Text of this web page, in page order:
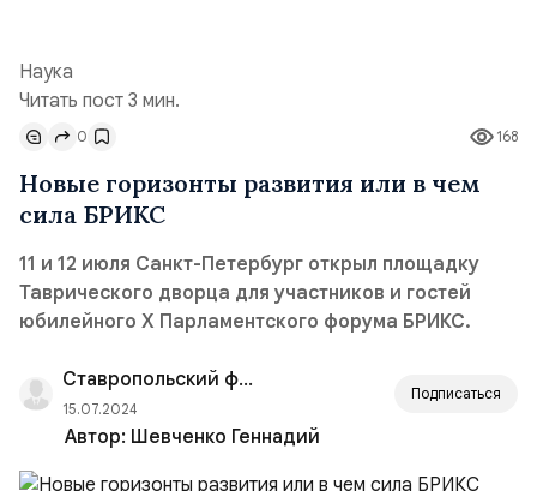
Наука
Читать пост 3 мин.
168
0
Новые горизонты развития или в чем
сила БРИКС
11 и 12 июля Санкт-Петербург открыл площадку
Таврического дворца для участников и гостей
юбилейного X Парламентского форума БРИКС.
Ставропольский филиал РАНХиГС
15.07.2024
Подписаться
Автор: Шевченко Геннадий